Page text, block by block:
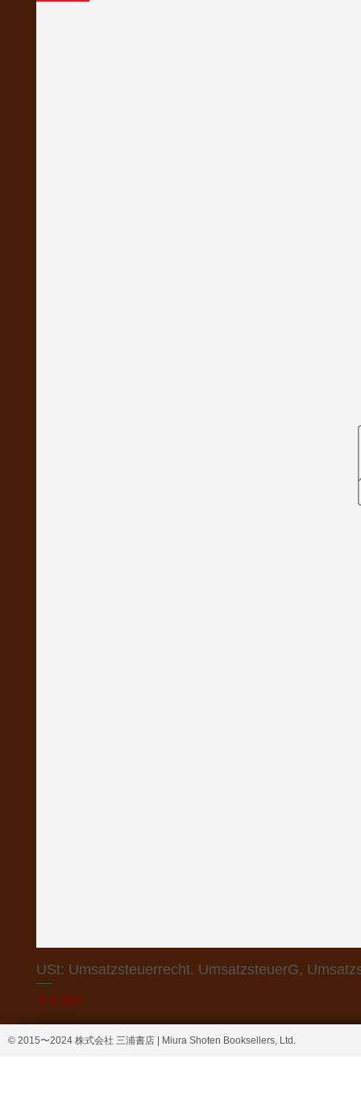
USt: Umsatzsteuerrecht. UmsatzsteuerG,
価格
￥4,368
© 2015〜2024 株式会社 三浦書店 | Miura Shoten Booksellers, Ltd.